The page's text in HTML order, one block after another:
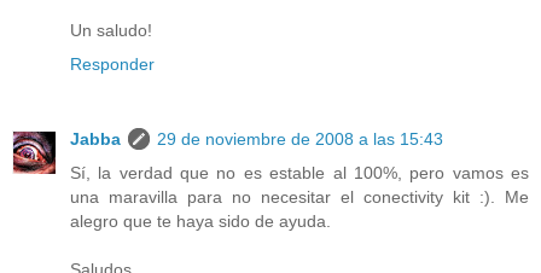
Un saludo!
Responder
Jabba
29 de noviembre de 2008 a las 15:43
Sí, la verdad que no es estable al 100%, pero vamos es
una maravilla para no necesitar el conectivity kit :). Me
alegro que te haya sido de ayuda.
Saludos